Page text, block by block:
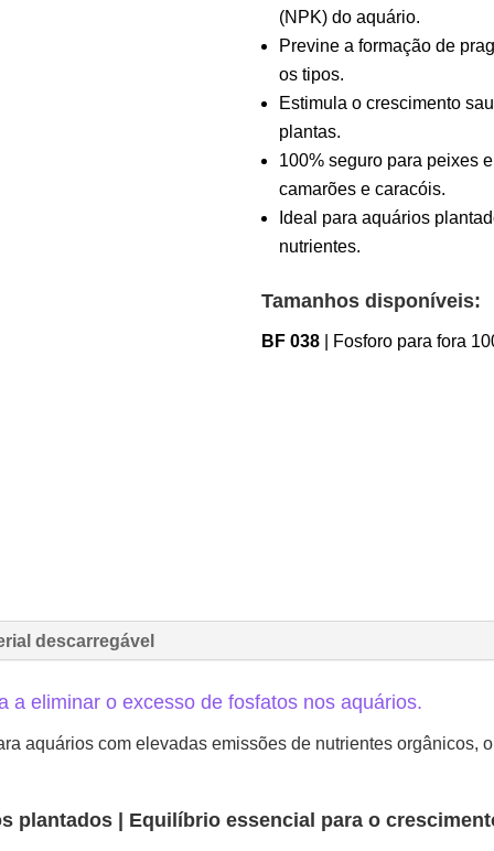
(NPK) do aquário.
Previne a formação de
os tipos.
Estimula o crescimento
plantas.
100% seguro para peixes
camarões e caracóis.
Ideal para aquários
nutrientes.
Tamanhos disponíveis:
BF 038 | Fosforo para fora
descarregável
a eliminar o excesso de fosfatos nos aquários.
aquários com elevadas emissões de nutrientes orgânicos,
plantados Equilíbrio essencial para o